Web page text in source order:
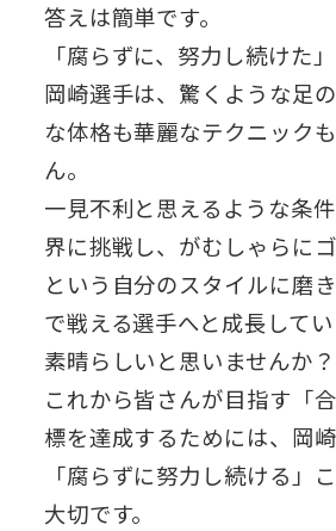
答えは簡単です。
「腐らずに、努力し続けた」
岡崎選手は、驚くような足
な体格も華麗なテクニック
ん。
一見不利と思えるような条
界に挑戦し、がむしゃらに
という自分のスタイルに磨
で戦える選手へと成長してい
素晴らしいと思いませんか？
これから皆さんが目指す「
標を達成するためには、岡
「腐らずに努力し続ける」
大切です。